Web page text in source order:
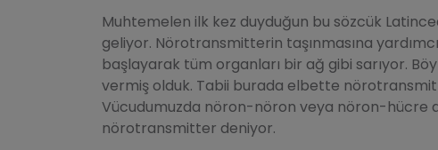
Muhtemelen ilk kez duyduğun bu sözcük
geliyor. Nörotransmitterin taşınmasına
başlayarak tüm organları bir ağ gibi sarıyor.
vermiş olduk. Tabii burada elbette
Vücudumuzda nöron-nöron veya nöron-hücre
nörotransmitter deniyor.